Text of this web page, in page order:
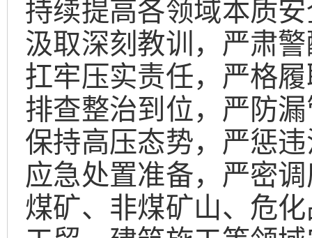
持续提高各领域本质
汲取深刻教训，严肃
扛牢压实责任，严格
排查整治到位，严防
保持高压态势，严惩
应急处置准备，严密
煤矿、非煤矿山、危